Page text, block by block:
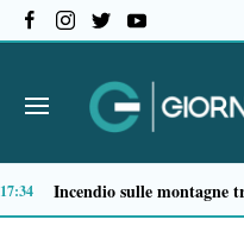
Spari a Pastena, il ventenne ferito lascia l’ospedale: si indaga sul vero obiettivo 09:04